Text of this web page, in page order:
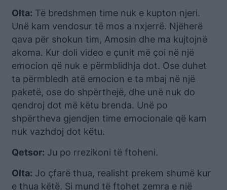
Olta: Të bredshmen time nuk e kupton njeri.
Unë kam vendosur të mos a nxjerrë. Njëherë
qava për shokun tim, Amosin dhe ma kujtojnë
akoma. Kur doli video e çunit më çoi në një
emocion që nuk e përmblidhja dot. Ose duhet
ta përmbledh atë emocion e ta mbaj në një
paketë, ose do shpërthejë, dhe unë nuk do
qendroj dot më këtu brenda. Unë po
shpërtheva gjendjen time emocionale që kam
nuk vazhdoj dot këtu.
Qetsor: Ju po rrezikoni të ftoheni.
Olta: Jo çfarë thua, realisht prekem shumë kur
e thua këtë. Si mund të ftohet zemra e një